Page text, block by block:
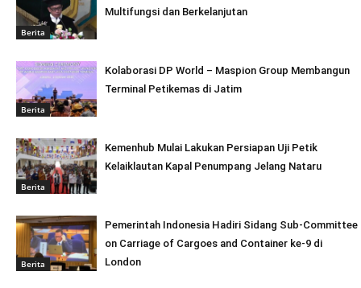
Berita
Multifungsi dan Berkelanjutan
Berita
Kolaborasi DP World – Maspion Group Membangun
Terminal Petikemas di Jatim
Berita
Kemenhub Mulai Lakukan Persiapan Uji Petik
Kelaiklautan Kapal Penumpang Jelang Nataru
Berita
Pemerintah Indonesia Hadiri Sidang Sub-Committee
on Carriage of Cargoes and Container ke-9 di
London